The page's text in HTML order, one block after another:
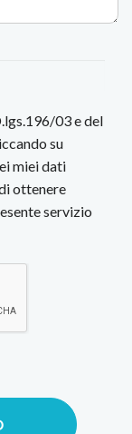
03 e del
su
miei dati
ottenere
servizio